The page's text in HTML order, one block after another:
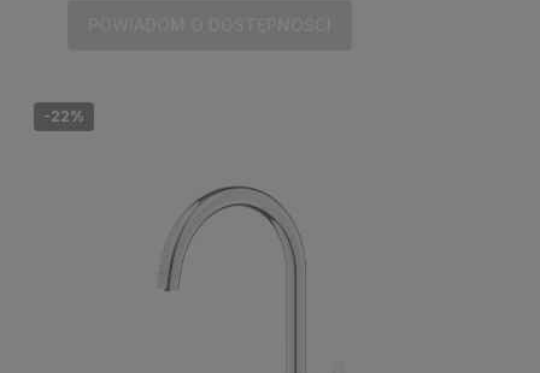
-22%